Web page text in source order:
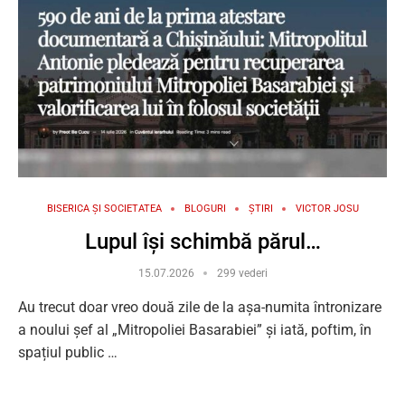
BISERICA ȘI SOCIETATEA BLOGURI ȘTIRI VICTOR JOSU
Lupul își schimbă părul…
15.07.2026 299 vederi
Au trecut doar vreo două zile de la așa-numita întronizare
a noului șef al „Mitropoliei Basarabiei” și iată, poftim, în
spațiul public …